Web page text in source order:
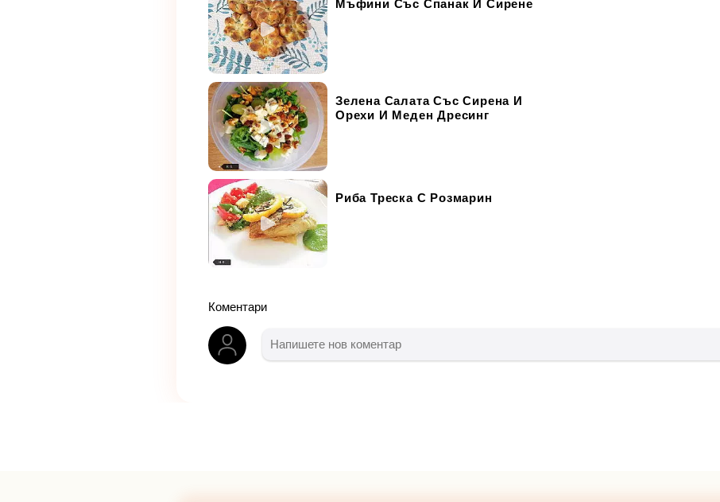
Мъфини Със Спанак И Сирене
Зелена Салата Със Сирена И
Орехи И Меден Дресинг
Риба Треска С Розмарин
Коментари